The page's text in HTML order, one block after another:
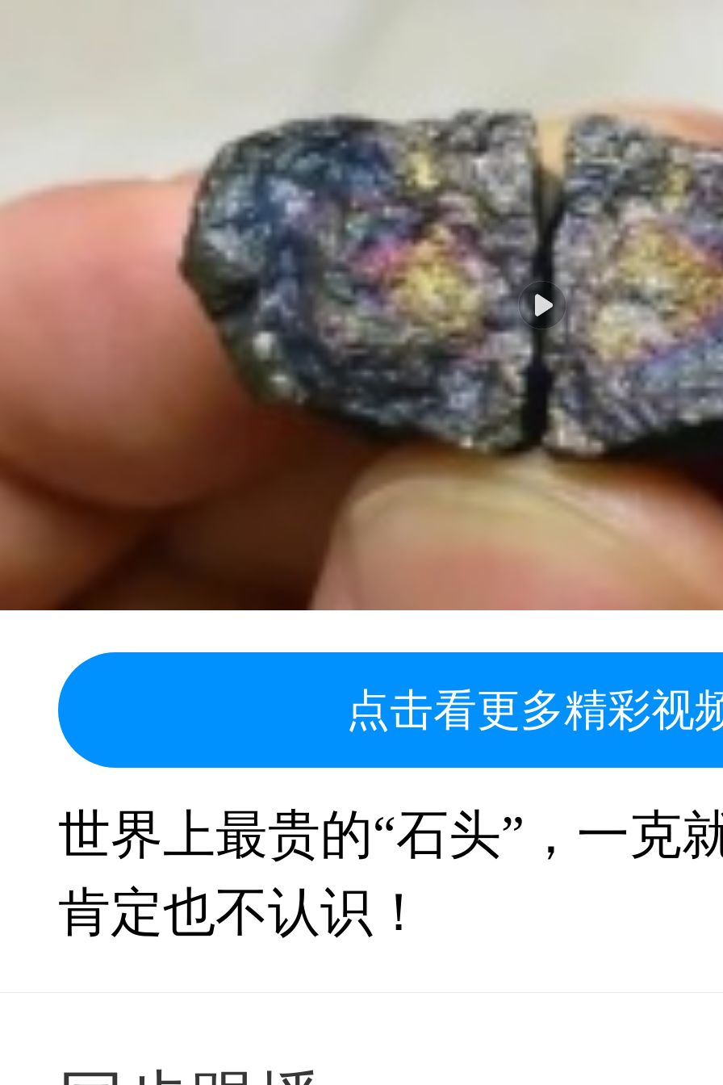
点击看更多精彩视
世界上最贵的“石头”，一克
肯定也不认识！